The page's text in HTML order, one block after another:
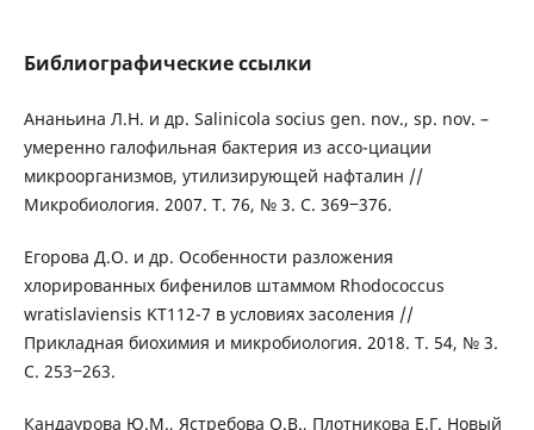
Библиографические ссылки
Ананьина Л.Н. и др. Salinicola socius gen. nov., sp. nov. –
умеренно галофильная бактерия из ассо-циации
микроорганизмов, утилизирующей нафталин //
Микробиология. 2007. Т. 76, № 3. С. 369‒376.
Егорова Д.О. и др. Особенности разложения
хлорированных бифенилов штаммом Rhodococcus
wratislaviensis KT112-7 в условиях засоления //
Прикладная биохимия и микробиология. 2018. Т. 54, № 3.
С. 253‒263.
Кандаурова Ю.М., Ястребова О.В., Плотникова Е.Г. Новый